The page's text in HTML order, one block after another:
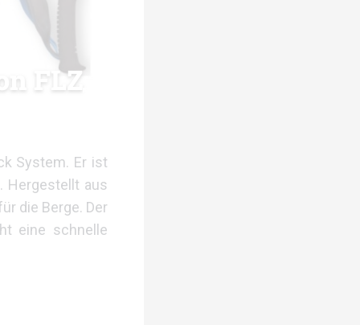
FLZ
System. Er ist
Hergestellt aus
die Berge. Der
eine schnelle